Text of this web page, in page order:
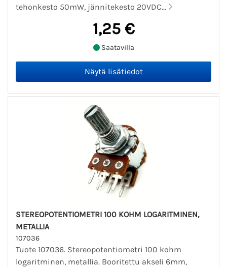
tehonkesto 50mW, jännitekesto 20VDC...
1,25 €
Saatavilla
STEREOPOTENTIOMETRI 100 KOHM LOGARITMINEN,
METALLIA
107036
Tuote 107036. Stereopotentiometri 100 kohm
logaritminen, metallia. Booritettu akseli 6mm,